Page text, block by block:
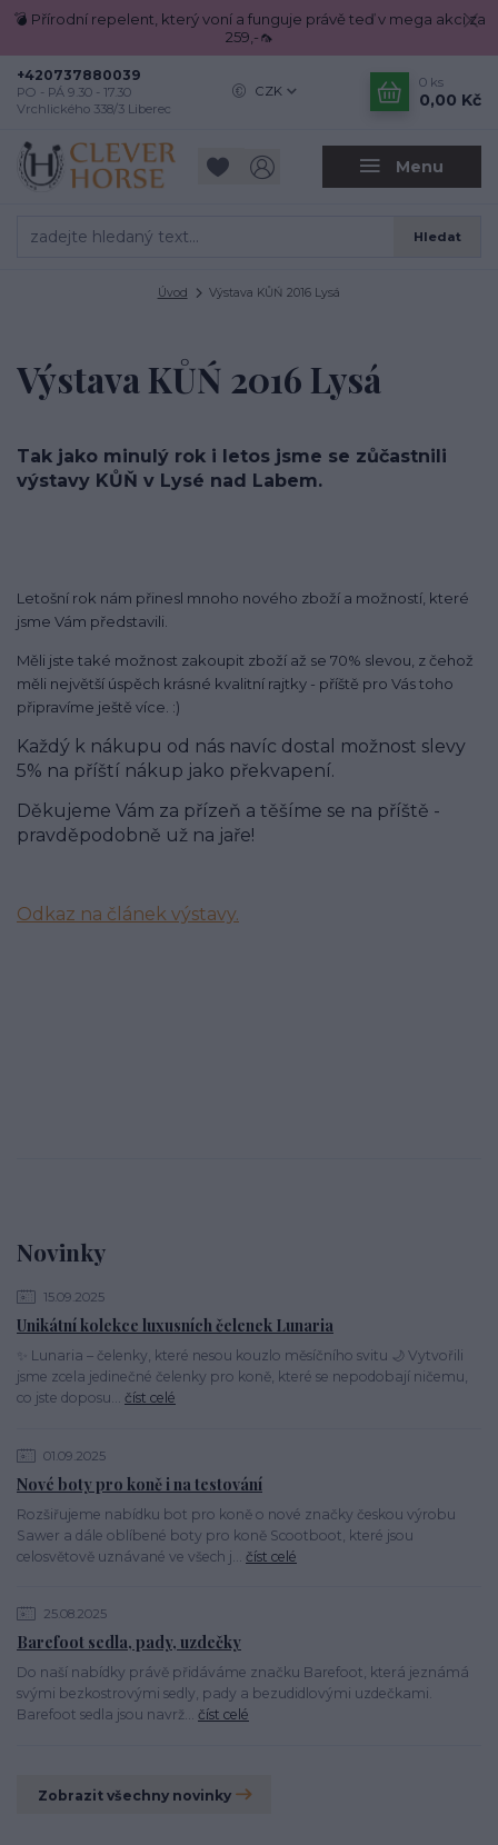
💣 Přírodní repelent, který voní a funguje právě teď v mega akci za
259,-🦟
Menu
CZK
Hledat
+420737880039
PO - PÁ 9.30 - 17.30
Vrchlického 338/3 Liberec
0 ks
0,00 Kč
Úvod Výstava KŮŃ 2016 Lysá
Novinky
15.09.2025
Unikátní kolekce luxusních čelenek Lunaria
✨ Lunaria – čelenky, které nesou kouzlo měsíčního svitu 🌙 Vytvořili
jsme zcela jedinečné čelenky pro koně, které se nepodobají ničemu,
co jste doposu... číst celé
01.09.2025
Nové boty pro koně i na testování
Rozšiřujeme nabídku bot pro koně o nové značky českou výrobu
Sawer a dále oblíbené boty pro koně Scootboot, které jsou
celosvětově uznávané ve všech j... číst celé
25.08.2025
Barefoot sedla, pady, uzdečky
Do naší nabídky právě přidáváme značku Barefoot, která jeznámá
svými bezkostrovými sedly, pady a bezudidlovými uzdečkami.
Barefoot sedla jsou navrž... číst celé
Zobrazit všechny novinky
Výstava KŮŃ 2016 Lysá
Tak jako minulý rok i letos jsme se zůčastnili
výstavy KŮŇ v Lysé nad Labem.
Letošní rok nám přinesl mnoho nového zboží a možností, které
jsme Vám představili.
Měli jste také možnost zakoupit zboží až se 70% slevou, z čehož
měli největší úspěch krásné kvalitní rajtky - příště pro Vás toho
připravíme ještě více. :)
Každý k nákupu od nás navíc dostal možnost slevy
5% na příští nákup jako překvapení.
Děkujeme Vám za přízeň a těšíme se na příště -
pravděpodobně už na jaře!
Odkaz na článek výstavy.